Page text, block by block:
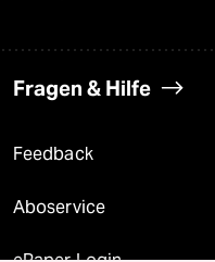
Fragen & Hilfe
Feedback
Aboservice